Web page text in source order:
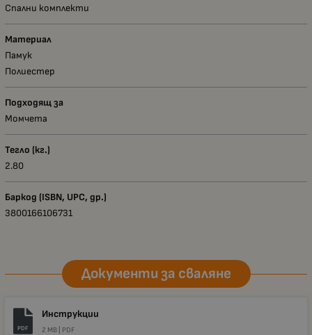
Спални комплекти
Материал
Памук
Полиестер
Подходящ за
Момчета
Тегло (кг.)
2.80
Баркод (ISBN, UPC, др.)
3800166106731
Документи за сваляне
PDF
Инструкции
2 MB | PDF